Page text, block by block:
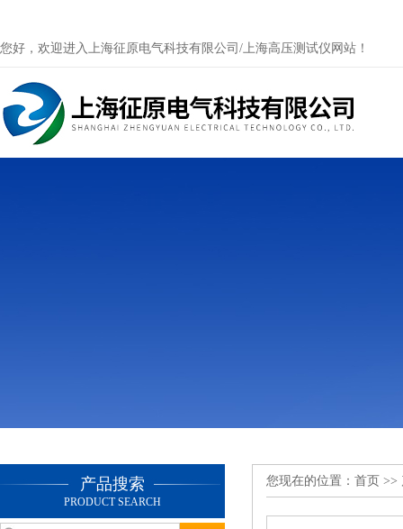
您好，欢迎进入上海征原电气科技有限公司/上海高压测试仪网站！
产品搜索
PRODUCT SEARCH
您现在的位置： 首页 >>